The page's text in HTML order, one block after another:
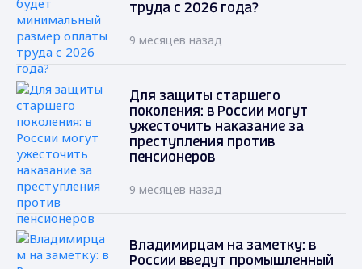
труда с 2026 года?
9 месяцев назад
Для защиты старшего
поколения: в России могут
ужесточить наказание за
преступления против
пенсионеров
9 месяцев назад
Владимирцам на заметку: в
России введут промышленный